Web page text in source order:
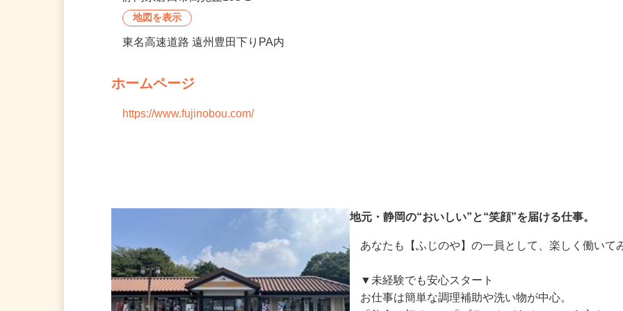
※勤務地変更の可能性：なし
東名高速道路 遠州豊田下りPA内
ホームページ
あなたも【ふじのや】の一員として、楽しく働い